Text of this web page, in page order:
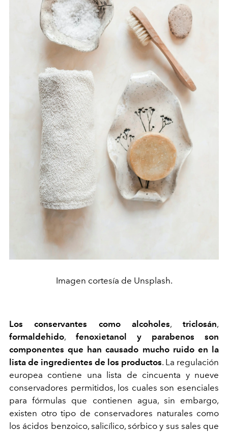
Imagen cortesía de Unsplash.
Los conservantes como alcoholes, triclosán,
formaldehido, fenoxietanol y parabenos son
componentes que han causado mucho ruido en la
lista de ingredientes de los productos. La regulación
europea contiene una lista de cincuenta y nueve
conservadores permitidos, los cuales son esenciales
para fórmulas que contienen agua, sin embargo,
existen otro tipo de conservadores naturales como
los ácidos benzoico, salicílico, sórbico y sus sales que